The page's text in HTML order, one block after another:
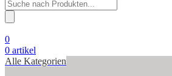
Products
search
0
0 artikel
Alle Kategorien